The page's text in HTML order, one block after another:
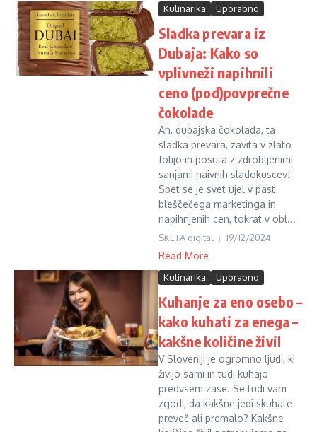
Kulinarika Uporabno
Sladka prevara iz
Dubaja: Kako so
vplivneži napihnili
ceno (pod)povprečne
čokolade
Ah, dubajska čokolada, ta
sladka prevara, zavita v zlato
folijo in posuta z zdrobljenimi
sanjami naivnih sladokuscev!
Spet se je svet ujel v past
bleščečega marketinga in
napihnjenih cen, tokrat v obl...
SKETA digital 19/12/2024
Read More
Kulinarika Uporabno
Kuhanje za eno osebo –
kako kuhati za enega –
kakšne količine živil
V Sloveniji je ogromno ljudi, ki
živijo sami in tudi kuhajo
predvsem zase. Se tudi vam
zgodi, da kakšne jedi skuhate
preveč ali premalo? Kakšne